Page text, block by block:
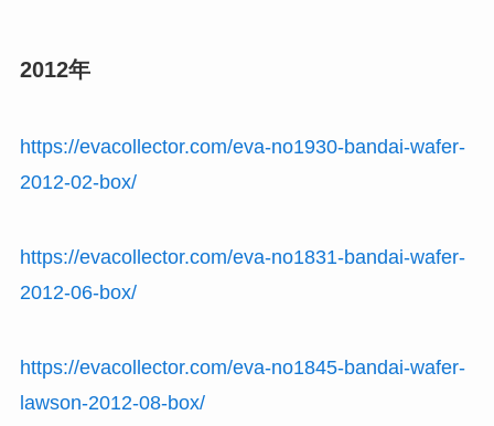
2012年
https://evacollector.com/eva-no1930-bandai-wafer-
2012-02-box/
https://evacollector.com/eva-no1831-bandai-wafer-
2012-06-box/
https://evacollector.com/eva-no1845-bandai-wafer-
lawson-2012-08-box/